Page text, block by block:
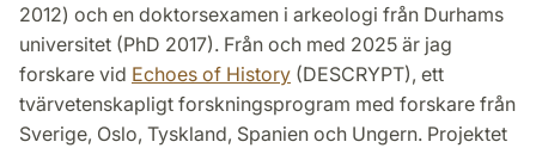
2012) och en doktorsexamen i arkeologi från Durhams
universitet (PhD 2017). Från och med 2025 är jag
forskare vid Echoes of History (DESCRYPT), ett
tvärvetenskapligt forskningsprogram med forskare från
Sverige, Oslo, Tyskland, Spanien och Ungern. Projektet